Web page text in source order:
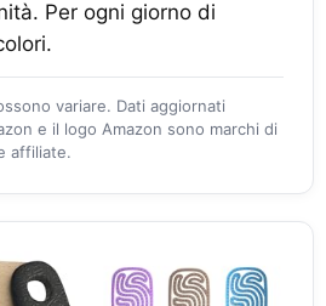
Per ogni giorno di
variare. Dati aggiornati
e il logo Amazon sono marchi di
affiliate.